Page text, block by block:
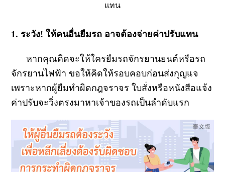
แทน
1. ระวัง! ให้คนอื่นยืมรถ อาจต้องจ่ายค่าปรับแทน
หากคุณคิดจะให้ใครยืมรถจักรยานยนต์หรือรถ
จักรยานไฟฟ้า ขอให้คิดให้รอบคอบก่อนส่งกุญแจ
เพราะหากผู้ยืมทำผิดกฎจราจร ใบสั่งหรือหนังสือแจ้ง
ค่าปรับจะวิ่งตรงมาหาเจ้าของรถเป็นลำดับแรก